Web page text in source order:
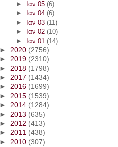
►
Ιαν 05 (6)
►
Ιαν 04 (6)
►
Ιαν 03 (11)
►
Ιαν 02 (10)
► Ιαν 01 (14)
► 2020 (2756)
►2019 (2310)
► 2018 (1798)
►2017 (1434)
►2016 (1699)
► 2015 (1539)
►2014 (1284)
► 2013 (635)
►2012 (413)
►2011 (438)
► 2010 (307)